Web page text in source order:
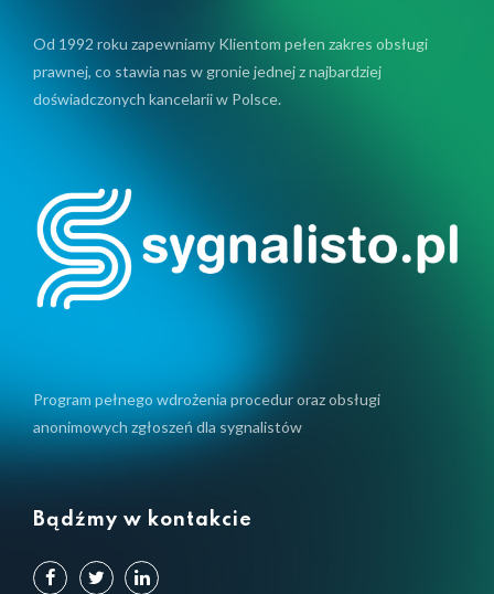
Od 1992 roku zapewniamy Klientom pełen zakres obsługi
prawnej, co stawia nas w gronie jednej z najbardziej
doświadczonych kancelarii w Polsce.
Program pełnego wdrożenia procedur oraz obsługi
anonimowych zgłoszeń dla sygnalistów
Bądźmy w kontakcie